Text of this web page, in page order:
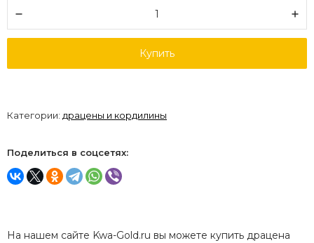
Купить
Категории: драцены и кордилины
Поделиться в соцсетях:
На нашем сайте Kwa-Gold.ru вы можете купить драцена